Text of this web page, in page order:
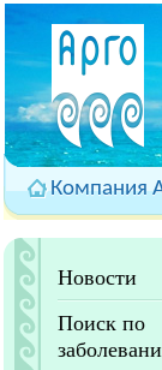
Компания
Новости
Поиск по